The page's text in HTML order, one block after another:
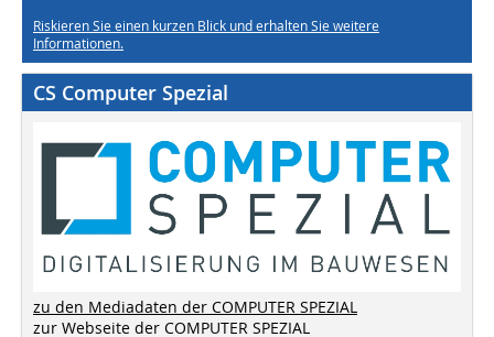
Riskieren Sie einen kurzen Blick und erhalten Sie weitere
Informationen.
CS Computer Spezial
zu den Mediadaten der COMPUTER SPEZIAL
zur Webseite der COMPUTER SPEZIAL